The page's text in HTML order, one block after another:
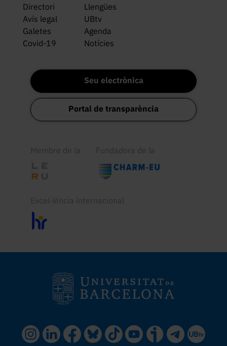
Directori
Llengües
Avís legal
UBtv
Galetes
Agenda
Covid-19
Notícies
Seu electrònica
Portal de transparència
Membre de la Fundadora de la
Excel·lència internacional